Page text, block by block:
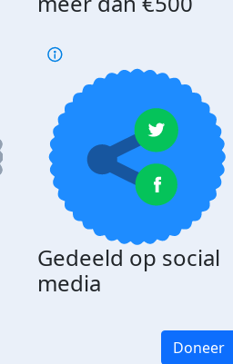
Gedeeld op social
media
Doneer